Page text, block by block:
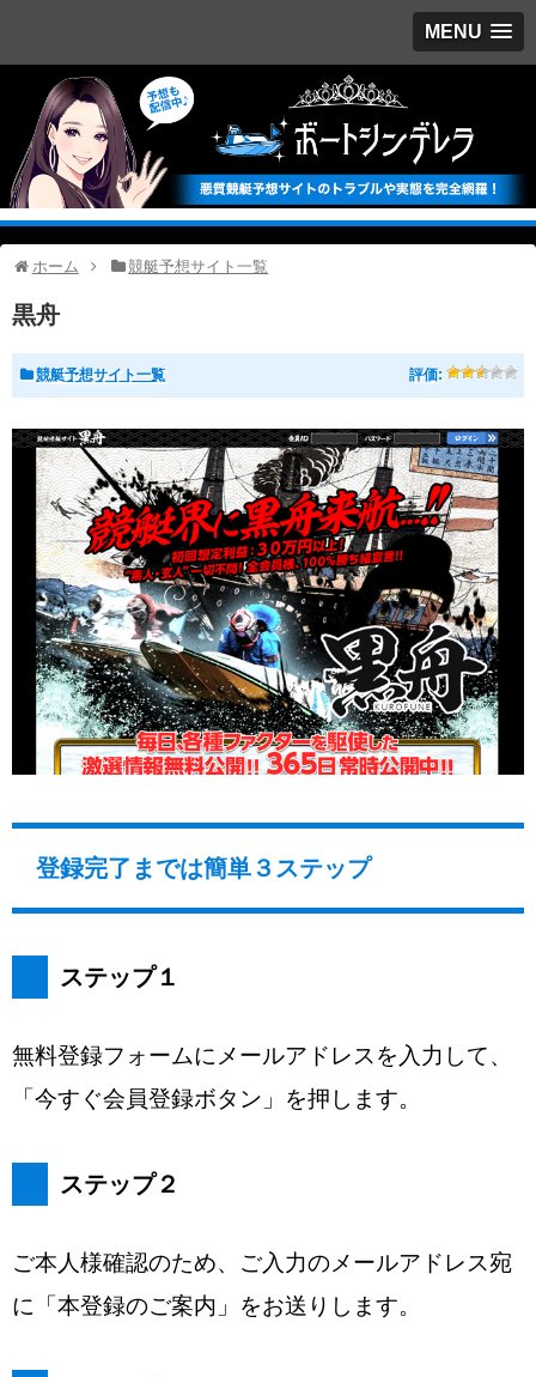
MENU
ホーム 競艇予想サイト一覧
黒舟
競艇予想サイト一覧
登録完了までは簡単３ステップ
ステップ１
無料登録フォームにメールアドレスを入力して、
「今すぐ会員登録ボタン」を押します。
ステップ２
ご本人様確認のため、ご入力のメールアドレス宛
に「本登録のご案内」をお送りします。